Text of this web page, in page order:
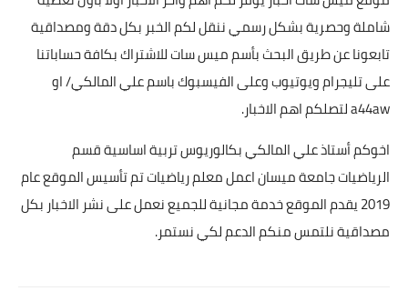
شاملة وحصرية بشكل رسمي ننقل لكم الخبر بكل دقة ومصداقية
تابعونا عن طريق البحث بأسم ميس سات للاشتراك بكافة حساباتنا
على تليجرام ويوتيوب وعلى الفيسبوك باسم علي المالكي/ او
a44aw لتصلكم اهم الاخبار.
اخوكم أستاذ علي المالكي بكالوريوس تربية اساسية قسم
الرياضيات جامعة ميسان اعمل معلم رياضيات تم تأسيس الموقع عام
2019 يقدم الموقع خدمة مجانية للجميع نعمل على نشر الاخبار بكل
مصداقية نلتمس منكم الدعم لكي نستمر.